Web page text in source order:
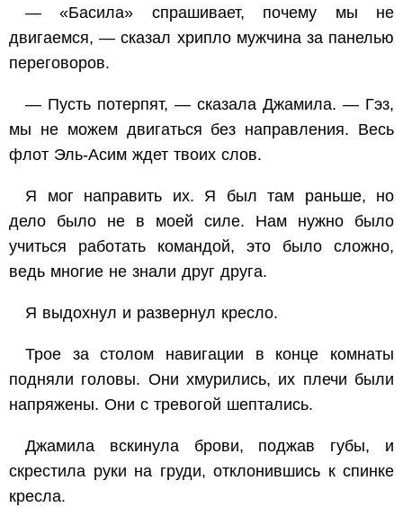
— «Басила» спрашивает, почему мы не
двигаемся, — сказал хрипло мужчина за панелью
переговоров.
— Пусть потерпят, — сказала Джамила. — Гэз,
мы не можем двигаться без направления. Весь
флот Эль-Асим ждет твоих слов.
Я мог направить их. Я был там раньше, но
дело было не в моей силе. Нам нужно было
учиться работать командой, это было сложно,
ведь многие не знали друг друга.
Я выдохнул и развернул кресло.
Трое за столом навигации в конце комнаты
подняли головы. Они хмурились, их плечи были
напряжены. Они с тревогой шептались.
Джамила вскинула брови, поджав губы, и
скрестила руки на груди, отклонившись к спинке
кресла.